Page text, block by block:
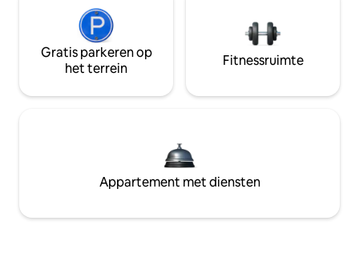
Gratis parkeren op
het terrein
Fitnessruimte
Appartement met diensten